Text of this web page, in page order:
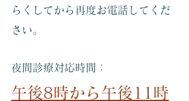
らくしてから再度お電話してくだ
さい。
夜間診療対応時間：
午後8時から午後11時